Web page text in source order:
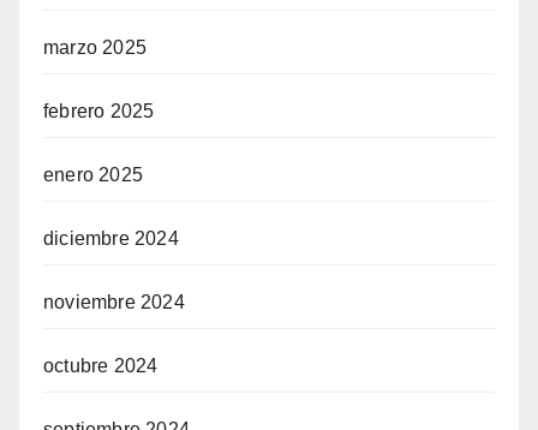
marzo 2025
febrero 2025
enero 2025
diciembre 2024
noviembre 2024
octubre 2024